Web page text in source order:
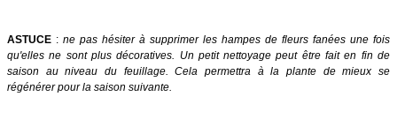
ASTUCE : ne pas hésiter à supprimer les hampes de fleurs fanées une fois
qu'elles ne sont plus décoratives. Un petit nettoyage peut être fait en fin de
saison au niveau du feuillage. Cela permettra à la plante de mieux se
régénérer pour la saison suivante.